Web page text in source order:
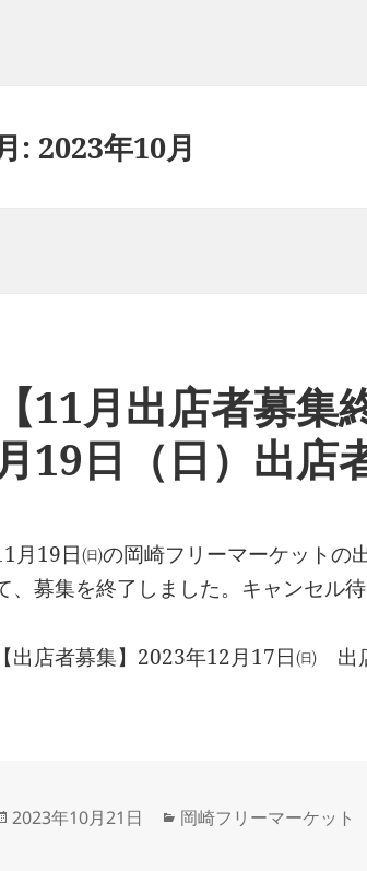
: 2023年10月
【11月出店者募
19日（日）出店
月19日㈰の岡崎フリーマーケットの
、募集を終了しました。キャンセル
【出店者募集】2023年12月17日㈰ 出
投
2023年10月21日
カ
岡崎フリーマーケット